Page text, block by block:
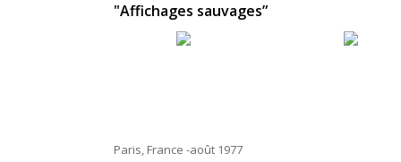
"Affichages sauvages”
Paris, France -août 1977